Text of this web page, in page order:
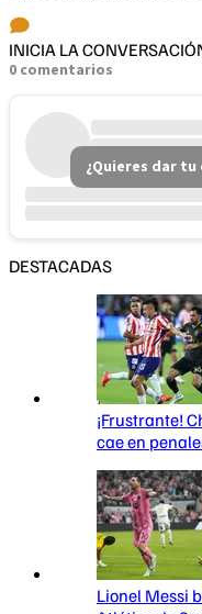
INICIA LA
0 comentarios
¿Quieres dar
DESTACADAS
¡Frustrante!
cae en
Lionel Messi